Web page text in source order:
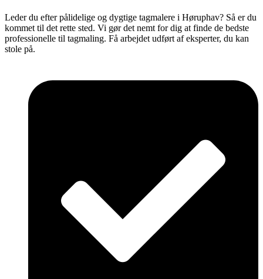
Leder du efter pålidelige og dygtige tagmalere i Høruphav? Så er du
kommet til det rette sted. Vi gør det nemt for dig at finde de bedste
professionelle til tagmaling. Få arbejdet udført af eksperter, du kan
stole på.